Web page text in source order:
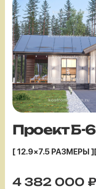
Проект Б-6
[ 12.9×7.5 РАЗМЕРЫ ]
4 382 000 ₽